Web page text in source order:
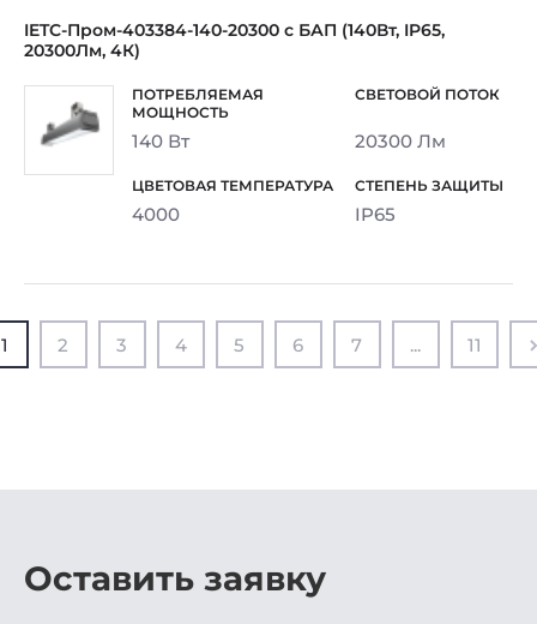
IETC-Пром-403384-140-20300 с БАП (140Вт, IP65,
20300Лм, 4К)
140 Вт 20300 Лм
4000 IP65
1 2 3 4 5 6 7 ... 11
Оставить заявку